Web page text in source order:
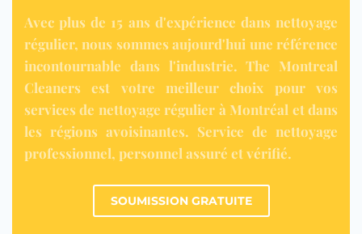
Avec plus de 15 ans d'expérience dans nettoyage
régulier, nous sommes aujourd'hui une référence
incontournable dans l'industrie. The Montreal
Cleaners est votre meilleur choix pour vos
services de nettoyage régulier à Montréal et dans
les régions avoisinantes. Service de nettoyage
professionnel, personnel assuré et vérifié.
SOUMISSION GRATUITE